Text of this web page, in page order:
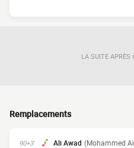
LA SUITE APRÈS
Remplacements
90+3' Ali Awad (Mohammed